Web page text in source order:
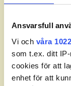
Ansvarsfull
Vi och våra
som t.ex. ditt
cookies för att
enhet för att
Pos
1
2
3